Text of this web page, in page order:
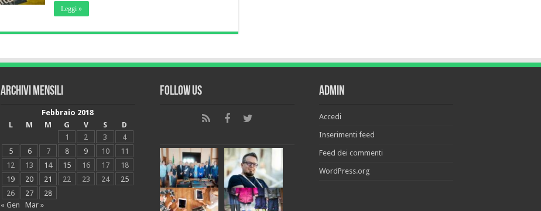
Leggi »
Archivi mensili
Febbraio 2018
L
M M G V S
D
1
2 3
4
5
6 7 8 9 10
11
12
13 14 15 16 17
18
19
20 21 22 23 24
25
26
27
28
« Gen
Mar »
Follow Us Admin
Accedi
Inserimenti feed
Feed dei commenti
WordPress.org